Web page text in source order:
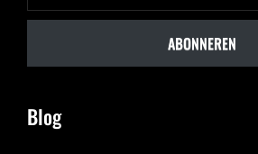
ABONNEREN
Blog